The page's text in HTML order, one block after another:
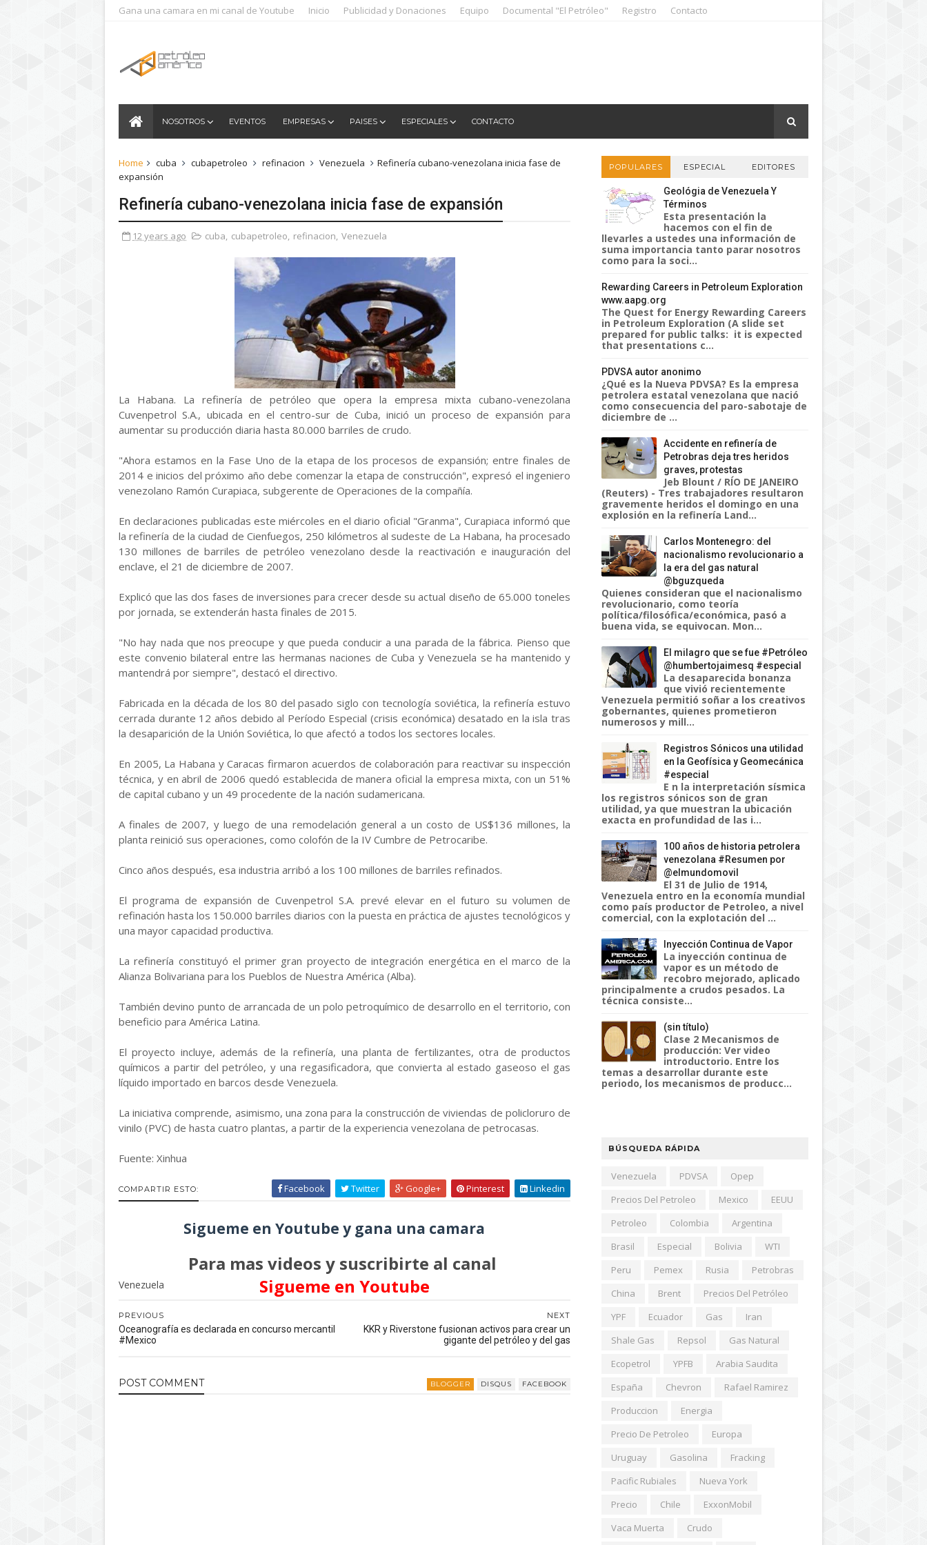
Gana una camara en mi canal de Youtube Inicio Publicidad y Donaciones Equipo Documental "El Petróleo" Registro Contacto
NOSOTROS EVENTOS EMPRESAS PAISES ESPECIALES CONTACTO
Home cuba cubapetroleo refinacion Venezuela
Refinería cubano-venezolana inicia fase de
expansión
Refinería cubano-venezolana inicia fase de expansión
12 years ago cuba, cubapetroleo, refinacion, Venezuela
La Habana. La refinería de petróleo que opera la empresa mixta cubano-venezolana
Cuvenpetrol S.A., ubicada en el centro-sur de Cuba, inició un proceso de expansión para
aumentar su producción diaria hasta 80.000 barriles de crudo.
"Ahora estamos en la Fase Uno de la etapa de los procesos de expansión; entre finales de
2014 e inicios del próximo año debe comenzar la etapa de construcción", expresó el ingeniero
venezolano Ramón Curapiaca, subgerente de Operaciones de la compañía.
En declaraciones publicadas este miércoles en el diario oficial "Granma", Curapiaca informó que
la refinería de la ciudad de Cienfuegos, 250 kilómetros al sudeste de La Habana, ha procesado
130 millones de barriles de petróleo venezolano desde la reactivación e inauguración del
enclave, el 21 de diciembre de 2007.
Explicó que las dos fases de inversiones para crecer desde su actual diseño de 65.000 toneles
por jornada, se extenderán hasta finales de 2015.
"No hay nada que nos preocupe y que pueda conducir a una parada de la fábrica. Pienso que
este convenio bilateral entre las hermanas naciones de Cuba y Venezuela se ha mantenido y
mantendrá por siempre", destacó el directivo.
Fabricada en la década de los 80 del pasado siglo con tecnología soviética, la refinería estuvo
cerrada durante 12 años debido al Período Especial (crisis económica) desatado en la isla tras
la desaparición de la Unión Soviética, lo que afectó a todos los sectores locales.
En 2005, La Habana y Caracas firmaron acuerdos de colaboración para reactivar su inspección
técnica, y en abril de 2006 quedó establecida de manera oficial la empresa mixta, con un 51%
de capital cubano y un 49 procedente de la nación sudamericana.
A finales de 2007, y luego de una remodelación general a un costo de US$136 millones, la
planta reinició sus operaciones, como colofón de la IV Cumbre de Petrocaribe.
Cinco años después, esa industria arribó a los 100 millones de barriles refinados.
El programa de expansión de Cuvenpetrol S.A. prevé elevar en el futuro su volumen de
refinación hasta los 150.000 barriles diarios con la puesta en práctica de ajustes tecnológicos y
una mayor capacidad productiva.
La refinería constituyó el primer gran proyecto de integración energética en el marco de la
Alianza Bolivariana para los Pueblos de Nuestra América (Alba).
También devino punto de arrancada de un polo petroquímico de desarrollo en el territorio, con
beneficio para América Latina.
El proyecto incluye, además de la refinería, una planta de fertilizantes, otra de productos
químicos a partir del petróleo, y una regasificadora, que convierta al estado gaseoso el gas
líquido importado en barcos desde Venezuela.
La iniciativa comprende, asimismo, una zona para la construcción de viviendas de policloruro de
vinilo (PVC) de hasta cuatro plantas, a partir de la experiencia venezolana de petrocasas.
Fuente: Xinhua
COMPARTIR ESTO: Facebook Twitter Google+ Pinterest Linkedin
Sigueme en Youtube y gana una camara
Para mas videos y suscribirte al canal
Sigueme en Youtube
Venezuela
NEXT
KKR y Riverstone fusionan activos para crear un
gigante del petróleo y del gas
PREVIOUS
Oceanografía es declarada en concurso mercantil
#Mexico
POST COMMENT BLOGGER DISQUS FACEBOOK
POPULARES ESPECIAL EDITORES
Geológia de Venezuela Y
Términos
Esta presentación la
hacemos con el fin de
llevarles a ustedes una información de
suma importancia tanto parar nosotros
como para la soci...
Rewarding Careers in Petroleum Exploration
www.aapg.org
The Quest for Energy Rewarding Careers
in Petroleum Exploration (A slide set
prepared for public talks: it is expected
that presentations c...
PDVSA autor anonimo
¿Qué es la Nueva PDVSA? Es la empresa
petrolera estatal venezolana que nació
como consecuencia del paro-sabotaje de
diciembre de ...
Accidente en refinería de
Petrobras deja tres heridos
graves, protestas
Jeb Blount / RÍO DE JANEIRO
(Reuters) - Tres trabajadores resultaron
gravemente heridos el domingo en una
explosión en la refinería Land...
Carlos Montenegro: del
nacionalismo revolucionario a
la era del gas natural
@bguzqueda
Quienes consideran que el nacionalismo
revolucionario, como teoría
política/filosófica/económica, pasó a
buena vida, se equivocan. Mon...
El milagro que se fue #Petróleo
@humbertojaimesq #especial
La desaparecida bonanza
que vivió recientemente
Venezuela permitió soñar a los creativos
gobernantes, quienes prometieron
numerosos y mill...
Registros Sónicos una utilidad
en la Geofísica y Geomecánica
#especial
E n la interpretación sísmica
los registros sónicos son de gran
utilidad, ya que muestran la ubicación
exacta en profundidad de las i...
100 años de historia petrolera
venezolana #Resumen por
@elmundomovil
El 31 de Julio de 1914,
Venezuela entro en la economía mundial
como país productor de Petroleo, a nivel
comercial, con la explotación del ...
Inyección Continua de Vapor
La inyección continua de
vapor es un método de
recobro mejorado, aplicado
principalmente a crudos pesados. La
técnica consiste...
(sin título)
Clase 2 Mecanismos de
producción: Ver video
introductorio. Entre los
temas a desarrollar durante este
periodo, los mecanismos de producc...
BÚSQUEDA RÁPIDA
Venezuela PDVSA
Opep
Precios Del Petroleo
Mexico
EEUU
Petroleo
Colombia
Argentina
Brasil
Especial Bolivia
WTI
Peru
Pemex Rusia
Petrobras
China
Brent
Precios Del Petróleo
YPF
Ecuador Gas
Iran
Shale Gas
Repsol
Gas Natural
Ecopetrol
YPFB
Arabia Saudita
España
Chevron
Rafael Ramirez
Produccion
Energia
Precio De Petroleo
Europa
Uruguay
Gasolina
Fracking
Pacific Rubiales
Nueva York
Precio
Chile
ExxonMobil
Vaca Muerta
Crudo